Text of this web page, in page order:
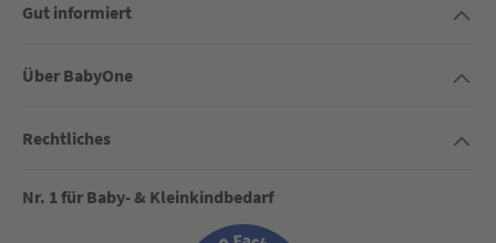
Gut informiert
Über BabyOne
Rechtliches
Nr. 1 für Baby- & Kleinkindbedarf